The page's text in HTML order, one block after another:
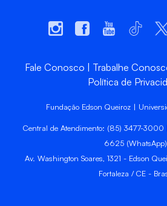
Fale Conosco Trabalhe
Política de
Fundação Edson Queiroz |
Central de Atendimento: (85) 3477-
6625 (WhatsApp)
Av. Washington Soares, 1321 - Edson
Fortaleza / CE -